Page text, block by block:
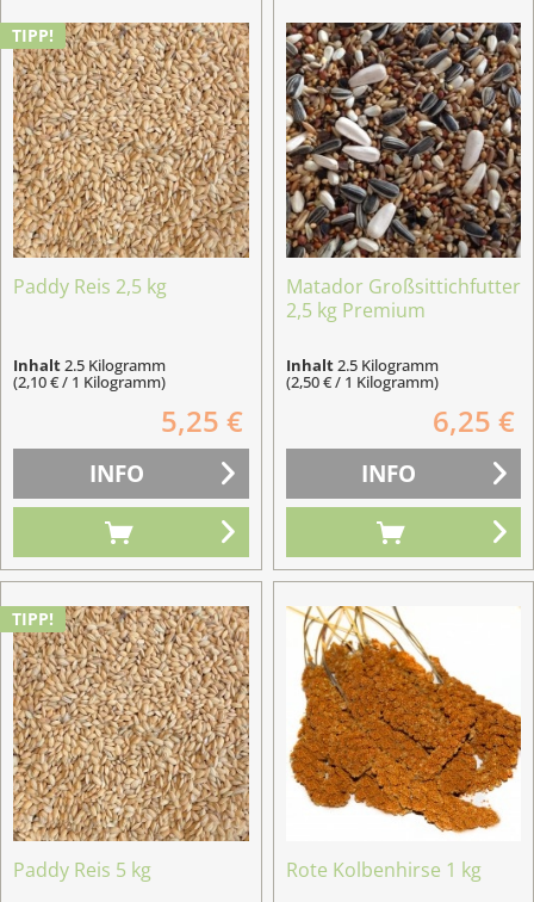
TIPP!
Paddy Reis 2,5 kg
Inhalt2.5 Kilogramm
(2,10 € / 1 Kilogramm)
5,25 €
INFO
Matador Großsittichfutter
2,5 kg Premium
Inhalt2.5 Kilogramm
(2,50 € / 1 Kilogramm)
6,25 €
INFO
TIPP!
Paddy Reis 5 kg Rote Kolbenhirse 1 kg